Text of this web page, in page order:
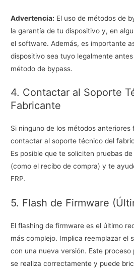
Advertencia: El uso de métodos de
la garantía de tu dispositivo y, en
el software. Además, es importante
dispositivo sea tuyo legalmente
método de bypass.
4. Contactar al Soporte
Fabricante
Si ninguno de los métodos anteriores
contactar al soporte técnico del
Es posible que te soliciten pruebas
(como el recibo de compra) y te
FRP.
5. Flash de Firmware
El flashing de firmware es el último
más complejo. Implica reemplazar el
con una nueva versión. Este proceso
se realiza correctamente y puede